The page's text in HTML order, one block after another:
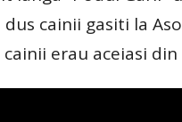
dus cainii gasiti la
erau aceiasi